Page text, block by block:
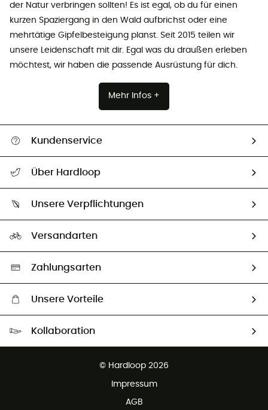
der Natur verbringen sollten! Es ist egal, ob du für einen
kurzen Spaziergang in den Wald aufbrichst oder eine
mehrtätige Gipfelbesteigung planst. Seit 2015 teilen wir
unsere Leidenschaft mit dir. Egal was du draußen erleben
möchtest, wir haben die passende Ausrüstung für dich.
Mehr Infos +
Kundenservice
Größentabelle
Vertrag widerrufen
Über Hardloop
Unsere Botschafter
Unsere Verpflichtungen
Auswahl an nachhaltigen Produkten
Versandarten
Zahlungsarten
Unsere Vorteile
Kollaboration
© Hardloop 2026
Impressum
AGB